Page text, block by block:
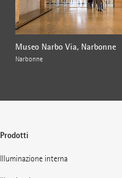
Museo Narbo Via, Narbonne
Narbonne
Prodotti
Illuminazione interna